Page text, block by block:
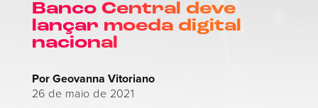
Banco Central deve
lançar moeda digital
nacional
Por Geovanna Vitoriano
26 de maio de 2021